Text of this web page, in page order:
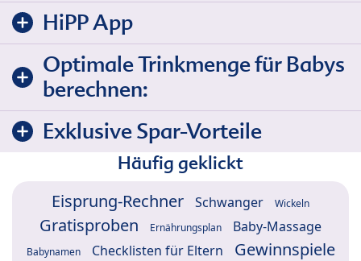
HiPP App
Optimale Trinkmenge für Babys
berechnen:
Exklusive Spar-Vorteile
Häufig geklickt
Eisprung-Rechner Schwanger Wickeln
Gratisproben Ernährungsplan Baby-Massage
Babynamen Checklisten für Eltern
Gewinnspiele